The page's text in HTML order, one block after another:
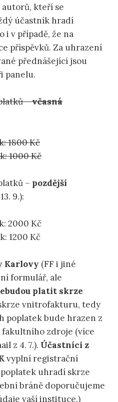
kteří se
účastník hradí
i v případě, že na
příspěvků. Za uhrazení
přednášející jsou
panelu.
–včasná
1800 Kč
1000 Kč
– pozdější
9.):
2000 Kč
1200 Kč
Karlovy (FF i jiné
formulář, ale
platit skrze
vnitrofakturu, tedy
poplatek bude hrazen z
zdroje (více
z 4. 7.). Účastníci z
vyplní registrační
uhradí skrze
bráně doporučujeme
vaší instituce.)